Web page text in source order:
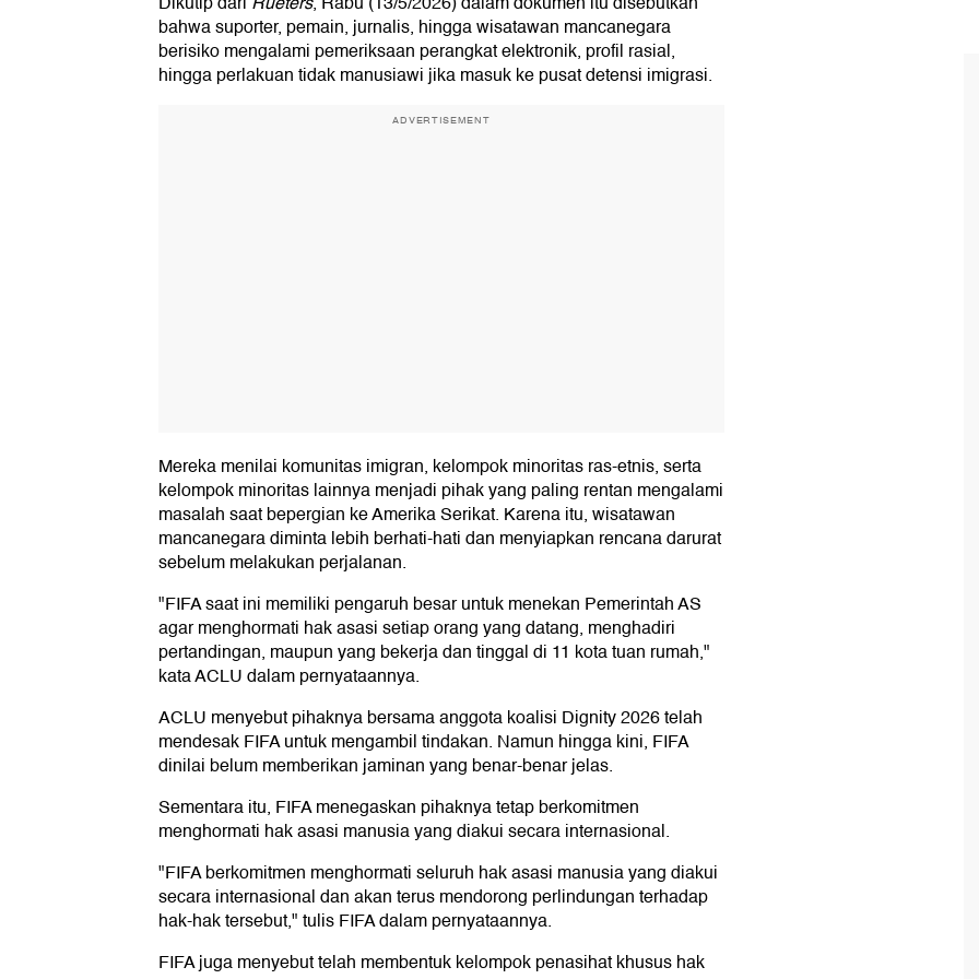
bahwa suporter, pemain, jurnalis, hingga wisatawan mancanegara
berisiko mengalami pemeriksaan perangkat elektronik, profil rasial,
hingga perlakuan tidak manusiawi jika masuk ke pusat detensi imigrasi.
ADVERTISEMENT
Mereka menilai komunitas imigran, kelompok minoritas ras-etnis, serta
kelompok minoritas lainnya menjadi pihak yang paling rentan mengalami
masalah saat bepergian ke Amerika Serikat. Karena itu, wisatawan
mancanegara diminta lebih berhati-hati dan menyiapkan rencana darurat
sebelum melakukan perjalanan.
"FIFA saat ini memiliki pengaruh besar untuk menekan Pemerintah AS
agar menghormati hak asasi setiap orang yang datang, menghadiri
pertandingan, maupun yang bekerja dan tinggal di 11 kota tuan rumah,"
kata ACLU dalam pernyataannya.
ACLU menyebut pihaknya bersama anggota koalisi Dignity 2026 telah
mendesak FIFA untuk mengambil tindakan. Namun hingga kini, FIFA
dinilai belum memberikan jaminan yang benar-benar jelas.
Sementara itu, FIFA menegaskan pihaknya tetap berkomitmen
menghormati hak asasi manusia yang diakui secara internasional.
"FIFA berkomitmen menghormati seluruh hak asasi manusia yang diakui
secara internasional dan akan terus mendorong perlindungan terhadap
hak-hak tersebut," tulis FIFA dalam pernyataannya.
FIFA juga menyebut telah membentuk kelompok penasihat khusus hak